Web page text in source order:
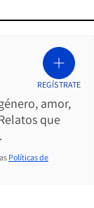
amor,
que
REGÍSTRATE
Políticas de